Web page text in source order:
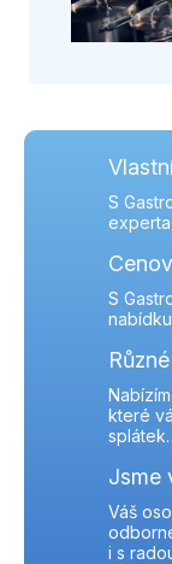
S
S
které
splátek.
Jsme
Váš
i s